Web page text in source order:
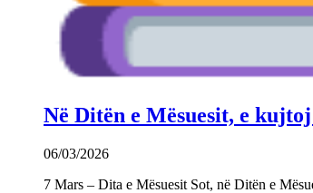
Në Ditën e Mësuesit, e
06/03/2026
7 Mars – Dita e Mësuesit Sot, në Ditën e